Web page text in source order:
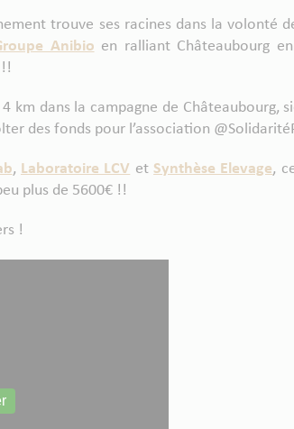
trouve ses racines dans la volonté
Anibio en ralliant Châteaubourg
km dans la campagne de Châteaubourg,
des fonds pour l’association
, Laboratoire LCV etSynthèse Elevage,
plus de 5600€ !!
!